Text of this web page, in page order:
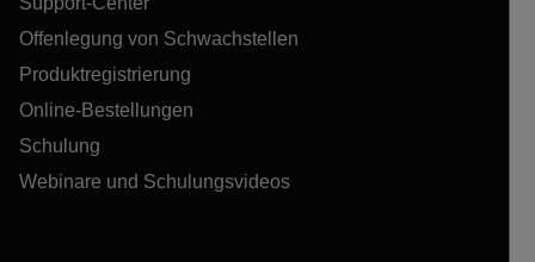
Offenlegung von Schwachstellen
Produktregistrierung
Online-Bestellungen
Schulung
Webinare und Schulungsvideos